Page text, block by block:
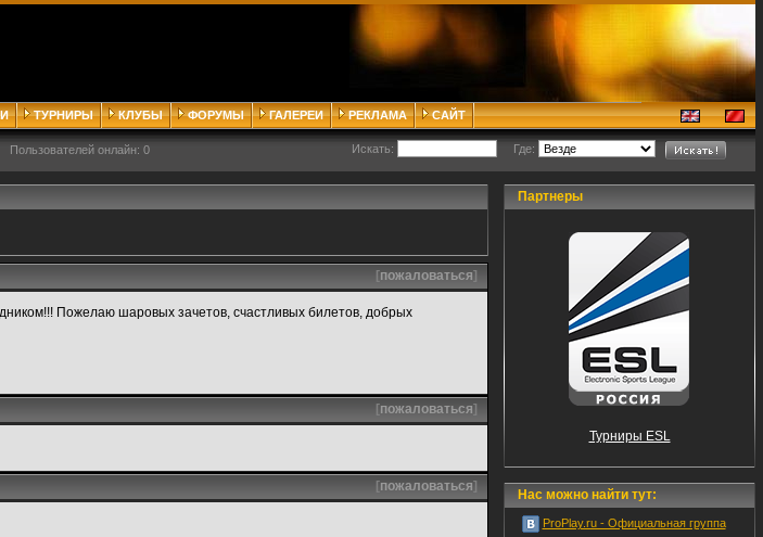
ТУРНИРЫ КЛУБЫ ФОРУМЫ ГАЛЕРЕИ РЕКЛАМА САЙТ
Пользователей онлайн: 0 Искать: Где:
[пожаловаться]
Пожелаю шаровых зачетов, счастливых билетов, добрых
[пожаловаться]
[пожаловаться]
Партнеры
Турниры ESL
Нас можно найти тут:
ProPlay.ru - Официальная группа